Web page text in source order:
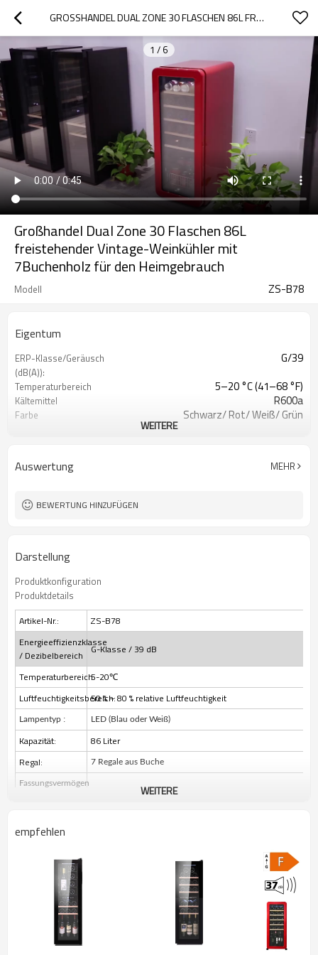
GROSSHANDEL DUAL ZONE 30 FLASCHEN 86L FREISTEHENDER VINTAGE-WEINKÜHLER MIT 7BUCHENHOLZ FÜR DEN HEIMGEBRAUCH
1 / 6
Großhandel Dual Zone 30 Flaschen 86L
freistehender Vintage-Weinkühler mit
7Buchenholz für den Heimgebrauch
Modell ZS-B78
Eigentum
ERP-Klasse/Geräusch
(dB(A)):
G/39
Temperaturbereich 5–20 °C (41–68 °F)
Kältemittel R600a
Farbe Schwarz/ Rot/ Weiß/ Grün
Kondensatortyp Versteckt
Energieklasse
Fassungsvermögen (750
WEITERE
Auswertung MEHR
BEWERTUNG HINZUFÜGEN
Darstellung
Produktkonfiguration
Produktdetails
Artikel-Nr.:
ZS-B78
Energieeffizienzklasse
/ Dezibelbereich
G-Klasse / 39 dB
Temperaturbereich:5-20℃
Luftfeuchtigkeitsbereich:50 % – 80 % relative Luftfeuchtigkeit
Lampentyp : LED (Blau oder Weiß)
Kapazität:
86 Liter
Regal:
7 Regale aus Buche
Fassungsvermögen
Installationstyp:
Produktgröße:
B366xT476xH1205mm
Lademenge:
20'GP/40'HQ (Stück): 86/222
Produkteigenschaften
WEITERE
empfehlen